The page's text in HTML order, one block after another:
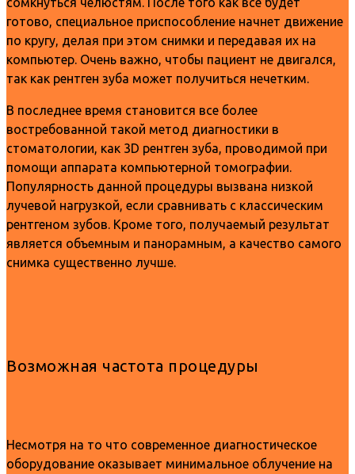
готово, специальное приспособление начнет движение
по кругу, делая при этом снимки и передавая их на
компьютер. Очень важно, чтобы пациент не двигался,
так как рентген зуба может получиться нечетким.
В последнее время становится все более
востребованной такой метод диагностики в
стоматологии, как 3D рентген зуба, проводимой при
помощи аппарата компьютерной томографии.
Популярность данной процедуры вызвана низкой
лучевой нагрузкой, если сравнивать с классическим
рентгеном зубов. Кроме того, получаемый результат
является объемным и панорамным, а качество самого
снимка существенно лучше.
Возможная частота процедуры
Несмотря на то что современное диагностическое
оборудование оказывает минимальное облучение на